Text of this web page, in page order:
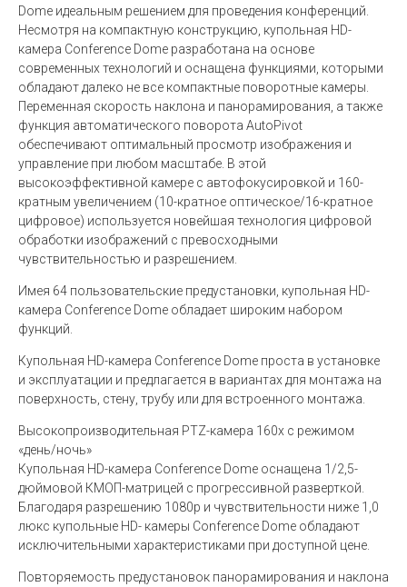
Dome идеальным решением для проведения конференций.
Несмотря на компактную конструкцию, купольная HD-
камера Conference Dome разработана на основе
современных технологий и оснащена функциями, которыми
обладают далеко не все компактные поворотные камеры.
Переменная скорость наклона и панорамирования, а также
функция автоматического поворота AutoPivot
обеспечивают оптимальный просмотр изображения и
управление при любом масштабе. В этой
высокоэффективной камере с автофокусировкой и 160-
кратным увеличением (10-кратное оптическое/16-кратное
цифровое) используется новейшая технология цифровой
обработки изображений с превосходными
чувствительностью и разрешением.
Имея 64 пользовательские предустановки, купольная HD-
камера Conference Dome обладает широким набором
функций.
Купольная HD-камера Conference Dome проста в установке
и эксплуатации и предлагается в вариантах для монтажа на
поверхность, стену, трубу или для встроенного монтажа.
Высокопроизводительная PTZ-камера 160x с режимом
«день/ночь»
Купольная HD-камера Conference Dome оснащена 1/2,5-
дюймовой КМОП-матрицей с прогрессивной разверткой.
Благодаря разрешению 1080p и чувствительности ниже 1,0
люкс купольные HD- камеры Conference Dome обладают
исключительными характеристиками при доступной цене.
Повторяемость предустановок панорамирования и наклона